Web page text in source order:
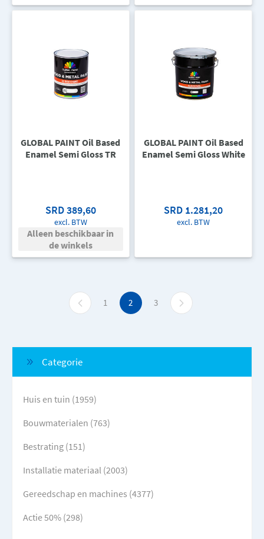
GLOBAL PAINT Oil Based
Enamel Semi Gloss TR
SRD 389,60
excl. BTW
Alleen beschikbaar in
de winkels
GLOBAL PAINT Oil Based
Enamel Semi Gloss White
SRD 1.281,20
excl. BTW
1 2 3
Categorie
Huis en tuin (1959)
Bouwmaterialen (763)
Bestrating (151)
Installatie materiaal (2003)
Gereedschap en machines (4377)
Actie 50% (298)